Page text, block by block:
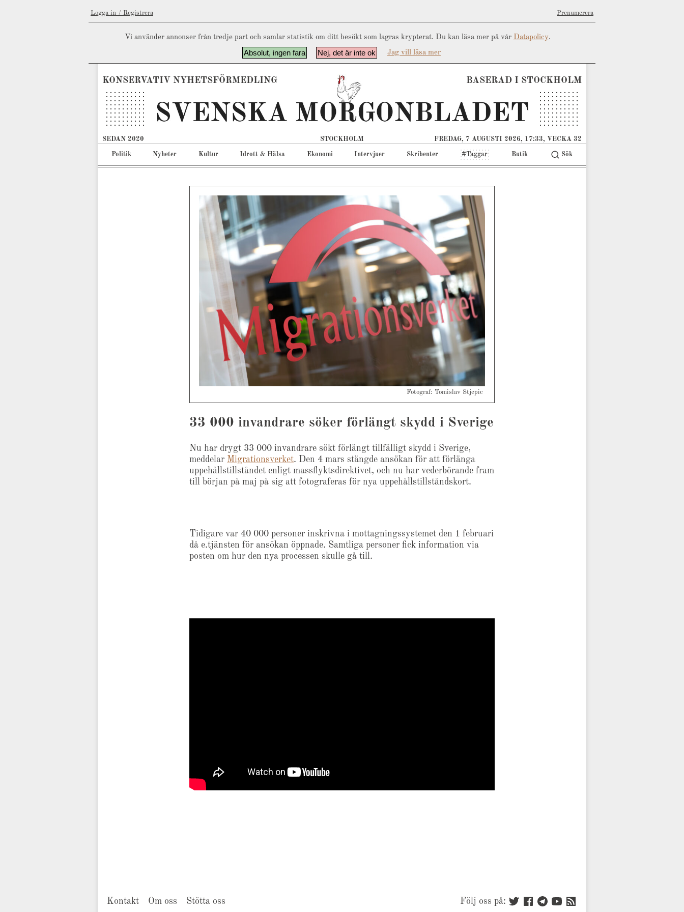
Logga in / Registrera Prenumerera
Vi använder annonser från tredje part och samlar statistik om ditt besökt som lagras krypterat. Du kan läsa mer på vår Datapolicy.
Absolut, ingen fara Nej, det är inte ok Jag vill läsa mer
KONSERVATIV NYHETSFÖRMEDLING BASERAD I STOCKHOLM
SEDAN 2020 STOCKHOLM FREDAG, 7 AUGUSTI 2026, 17:33, VECKA 32
Politik Nyheter Kultur Idrott & Hälsa Ekonomi Intervjuer Skribenter #Taggar Butik Sök
Fotograf: Tomislav Stjepic
33 000 invandrare söker förlängt skydd i Sverige
Nu har drygt 33 000 invandrare sökt förlängt tillfälligt skydd i Sverige,
meddelar Migrationsverket. Den 4 mars stängde ansökan för att förlänga
uppehållstillståndet enligt massflyktsdirektivet, och nu har vederbörande fram
till början på maj på sig att fotograferas för nya uppehållstillståndskort.
Tidigare var 40 000 personer inskrivna i mottagningssystemet den 1 februari
då e.tjänsten för ansökan öppnade. Samtliga personer fick information via
posten om hur den nya processen skulle gå till.
Kontakt Om oss Stötta oss Följ oss på: